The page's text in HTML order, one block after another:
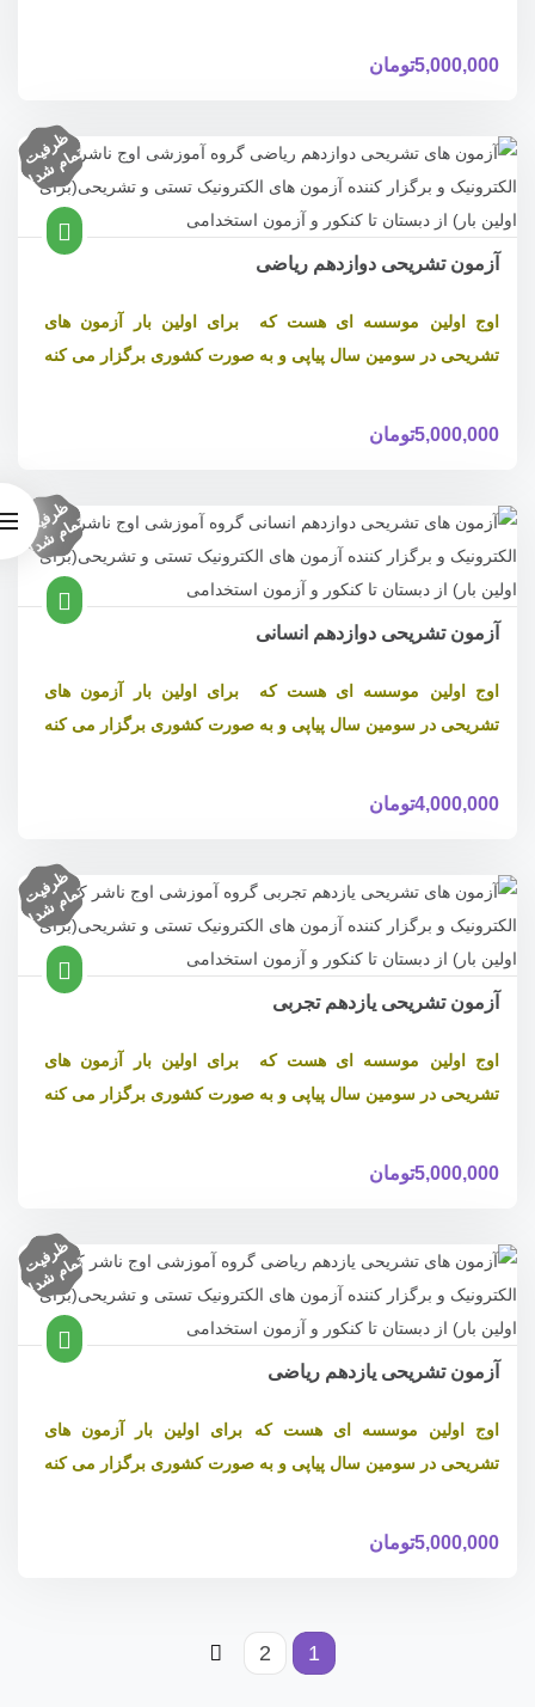
5,000,000تومان
ظ
ر
ف
یت
تم
ام
ش
د
!
آزمون تشریحی دوازدهم ریاضی
اوج اولین موسسه ای هست که برای اولین بار آزمون های
تشریحی در سومین سال پیاپی و به صورت کشوری برگزار می کنه
5,000,000تومان
ظ
ر
ف
یت
تم
ام
ش
د
!
آزمون تشریحی دوازدهم انسانی
اوج اولین موسسه ای هست که برای اولین بار آزمون های
تشریحی در سومین سال پیاپی و به صورت کشوری برگزار می کنه
4,000,000تومان
ظ
ر
ف
یت
تم
ام
ش
د
!
آزمون تشریحی یازدهم تجربی
اوج اولین موسسه ای هست که برای اولین بار آزمون های
تشریحی در سومین سال پیاپی و به صورت کشوری برگزار می کنه
5,000,000تومان
ظ
ر
ف
یت
تم
ام
ش
د
!
آزمون تشریحی یازدهم ریاضی
اوج اولین موسسه ای هست که برای اولین بار آزمون های
تشریحی در سومین سال پیاپی و به صورت کشوری برگزار می کنه
5,000,000تومان
1
2